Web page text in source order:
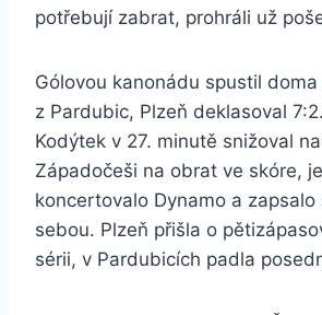
potřebují zabrat, prohráli už
Gólovou kanonádu spustil
z Pardubic, Plzeň deklasoval
Kodýtek v 27. minutě snižoval
Západočeši na obrat ve skóre,
koncertovalo Dynamo a
sebou. Plzeň přišla o
sérii, v Pardubicích padla